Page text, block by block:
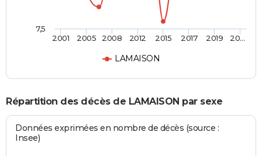
LAMAISON
2001 2005 2008 2012 2015 2017 2019 20…
7,5
Répartition des décès de LAMAISON par sexe
Données exprimées en nombre de décès (source :
Insee)